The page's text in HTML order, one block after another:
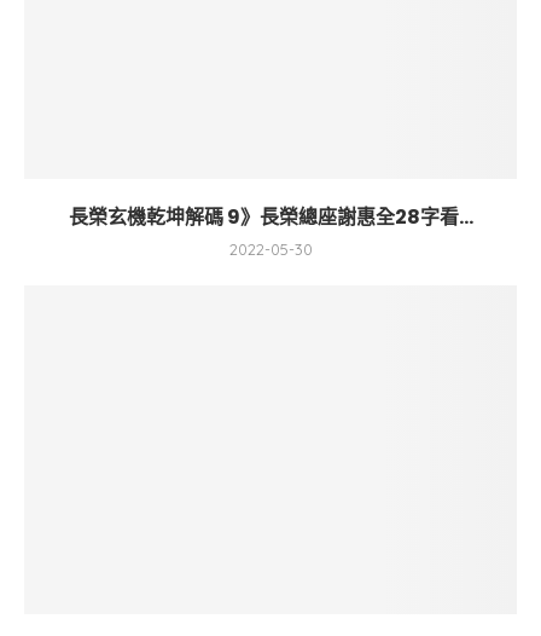
長榮玄機乾坤解碼 9》長榮總座謝惠全28字看...
2022-05-30